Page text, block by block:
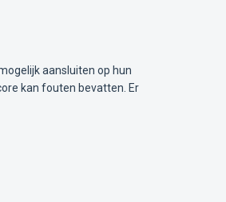
aansluiten op hun
kan fouten bevatten. Er